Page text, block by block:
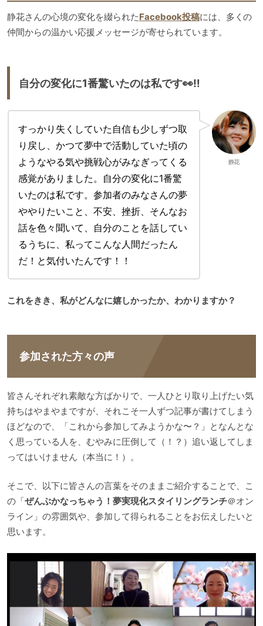
静花さんの心境の変化を綴られたFacebook投稿には、多くの
仲間からの温かい応援メッセージが寄せられています。
自分の変化に1番驚いたのは私です👀‼️
静花
すっかり失くしていた自信も少しずつ取
り戻し、かつて夢中で活動していた頃の
ようなやる気や挑戦心がみなぎってくる
感覚がありました。自分の変化に1番驚
いたのは私です。参加者のみなさんの夢
ややりたいこと、不安、挫折、そんなお
話を色々聞いて、自分のことを話してい
るうちに、私ってこんな人間だったん
だ！と気付いたんです！！
これをきき、私がどんなに嬉しかったか、わかりますか？
参加された方々の声
皆さんそれぞれ素敵な方ばかりで、一人ひとり取り上げたい気
持ちはやまやまですが、それこそ一人ずつ記事が書けてしまう
ほどなので、「これから参加してみようかな〜？」となんとな
く思っている人を、むやみに圧倒して（！？）追い返してしま
ってはいけません（本当に！）。
そこで、以下に皆さんの言葉をそのままご紹介することで、こ
の「ぜんぶかなっちゃう！夢実現化スタイリングランチ＠オン
ライン」の雰囲気や、参加して得られることをお伝えしたいと
思います。